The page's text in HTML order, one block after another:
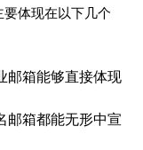
体现在以下几个
邮箱能够直接体现
邮箱都能无形中宣